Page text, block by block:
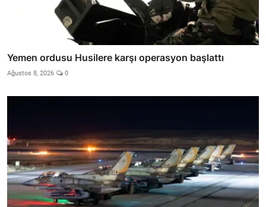
Yemen ordusu Husilere karşı operasyon başlattı
Ağustos 8, 2026 0